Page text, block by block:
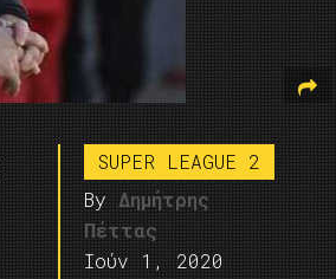
SUPER LEAGUE 2
By Δημήτρης
Πέττας
Ιούν 1, 2020